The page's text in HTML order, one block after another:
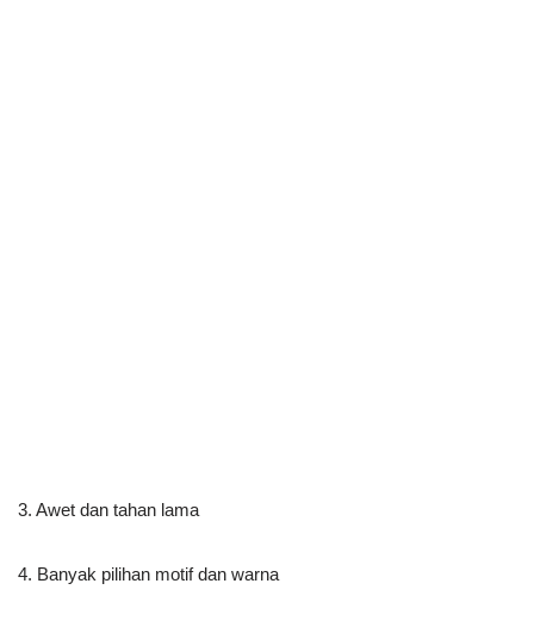
3. Awet dan tahan lama
4. Banyak pilihan motif dan warna